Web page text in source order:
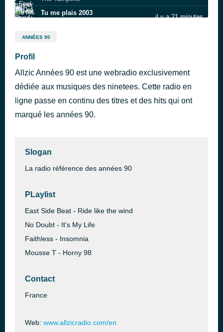
Tu me plais 2003
il y a 21 minutes
Men In Black
Mmm Mmm Mmm Mmm
Crash Test Dummies
Black Hole Sun
il y a 41 minutes
ANNÉES 90
Profil
Allzic Années 90 est une webradio exclusivement
dédiée aux musiques des ninetees. Cette radio en
ligne passe en continu des titres et des hits qui ont
marqué les années 90.
Slogan
La radio référence des années 90
PLaylist
East Side Beat - Ride like the wind
No Doubt - It's My Life
Faithless - Insomnia
Mousse T - Horny 98
Contact
France
Web: www.allzicradio.com/en